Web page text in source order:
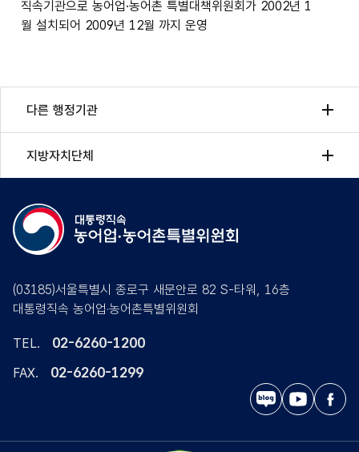
직속기관으로 농어업·농어촌 특별대책위원회가 2002년 1
월 설치되어 2009년 12월 까지 운영
다른 행정기관
지방자치단체
(03185)서울특별시 종로구 새문안로 82 S-타워, 16층
대통령직속 농어업·농어촌특별위원회
TEL. 02-6260-1200
FAX. 02-6260-1299
블
로
유
튜
페
이